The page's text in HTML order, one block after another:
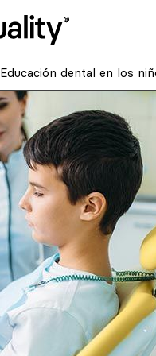
Educación dental en los